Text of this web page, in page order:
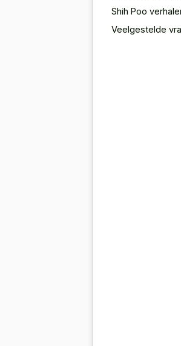
Shih Poo
Veelgestelde